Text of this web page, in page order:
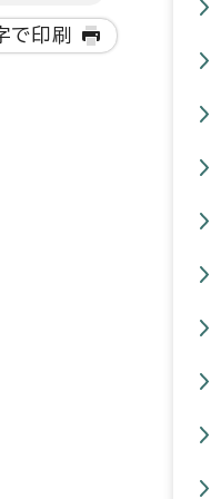
で印刷